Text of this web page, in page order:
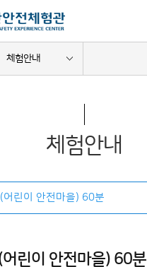
체험안내
체험안내
린이 안전마을) 60분